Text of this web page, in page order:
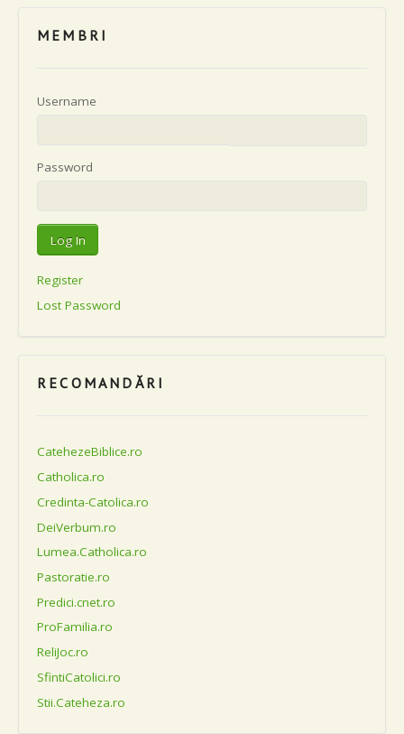
MEMBRI
Username
Password
Register
Lost Password
RECOMANDĂRI
CatehezeBiblice.ro
Catholica.ro
Credinta-Catolica.ro
DeiVerbum.ro
Lumea.Catholica.ro
Pastoratie.ro
Predici.cnet.ro
ProFamilia.ro
ReliJoc.ro
SfintiCatolici.ro
Stii.Cateheza.ro